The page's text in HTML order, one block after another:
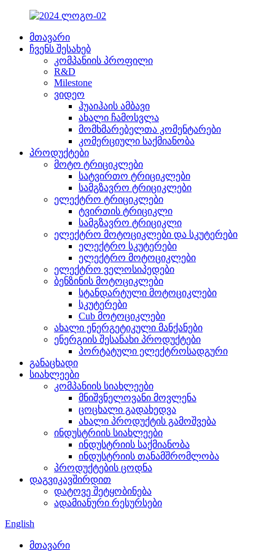
მთავარი
ჩვენს შესახებ
კომპანიის პროფილი
R&D
Milestone
ვიდეო
ჰუაიჰაის ამბავი
ახალი ჩამოსვლა
მომხმარებელთა კომენტარები
კომერციული საქმიანობა
პროდუქტები
მოტო ტრიციკლები
სატვირთო ტრიციკლები
სამგზავრო ტრიციკლები
ელექტრო ტრიციკლები
ტვირთის ტრიციკლი
სამგზავრო ტრიციკლი
ელექტრო მოტოციკლები და სკუტერები
ელექტრო სკუტერები
ელექტრო მოტოციკლები
ელექტრო ველოსიპედები
ბენზინის მოტოციკლები
სტანდარტული მოტოციკლები
სკუტერები
Cub მოტოციკლები
ახალი ენერგეტიკული მანქანები
ენერგიის შესანახი პროდუქტები
პორტატული ელექტროსადგური
განაცხადი
სიახლეები
კომპანიის სიახლეები
მნიშვნელოვანი მოვლენა
ცოცხალი გადახედვა
ახალი პროდუქტის გამოშვება
ინდუსტრიის სიახლეები
ინდუსტრიის საქმიანობა
ინდუსტრიის თანამშრომლობა
პროდუქტების ცოდნა
დაგვიკავშირდით
დატოვე შეტყობინება
ადამიანური რესურსები
English
მთავარი